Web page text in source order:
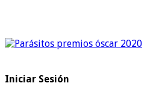
Iniciar Sesión